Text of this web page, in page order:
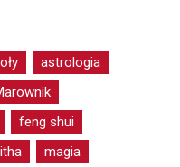
astrologia
feng shui
magia